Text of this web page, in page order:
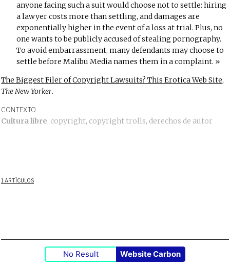
anyone facing such a suit would choose not to settle: hiring
a lawyer costs more than settling, and damages are
exponentially higher in the event of a loss at trial. Plus, no
one wants to be publicly accused of stealing pornography.
To avoid embarrassment, many defendants may choose to
settle before Malibu Media names them in a complaint.
The Biggest Filer of Copyright Lawsuits? This Erotica Web Site,
The New Yorker.
CONTEXTO
Cultura libre, copyright, copyright trolls, derechos de autor
1 ARTÍCULOS
No Result Website Carbon